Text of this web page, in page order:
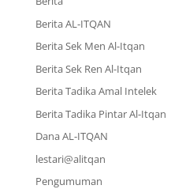
Berita AL-ITQAN
Berita Sek Men Al-Itqan
Berita Sek Ren Al-Itqan
Berita Tadika Amal Intelek
Berita Tadika Pintar Al-Itqan
Dana AL-ITQAN
lestari@alitqan
Pengumuman